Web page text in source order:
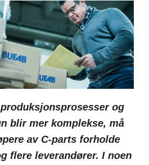
og
blir mer komplekse, må
av C-parts forholde
flere leverandører. I noen